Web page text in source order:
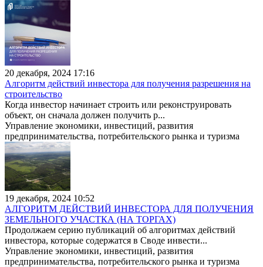
20 декабря, 2024 17:16
Алгоритм действий инвестора для получения разрешения на
строительство
Когда инвестор начинает строить или реконструировать
объект, он сначала должен получить р...
Управление экономики, инвестиций, развития
предпринимательства, потребительского рынка и туризма
19 декабря, 2024 10:52
АЛГОРИТМ ДЕЙСТВИЙ ИНВЕСТОРА ДЛЯ ПОЛУЧЕНИЯ
ЗЕМЕЛЬНОГО УЧАСТКА (НА ТОРГАХ)
Продолжаем серию публикаций об алгоритмах действий
инвестора, которые содержатся в Своде инвести...
Управление экономики, инвестиций, развития
предпринимательства, потребительского рынка и туризма